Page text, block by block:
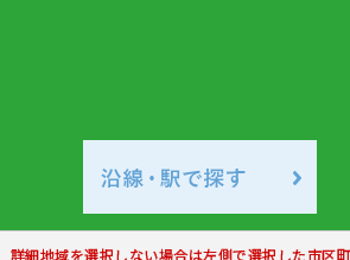
詳細地域を選択しない場合は左側で選択した市区町